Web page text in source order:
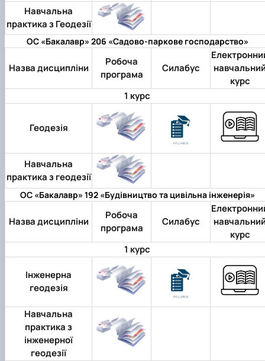
Навчальна
практика з Геодезії
ОС «Бакалавр» 206 «Садово-паркове господарство»
Назва дисципліни
Робоча
програма
Силабус
курс
1 курс
Геодезія
Навчальна
практика з геодезії
ОС «Бакалавр» 192 «Будівництво та цивільна інженерія»
Назва дисципліни
Робоча
програма
Силабус
курс
1 курс
Інженерна
геодезія
Навчальна
практика з
інженерної
геодезії